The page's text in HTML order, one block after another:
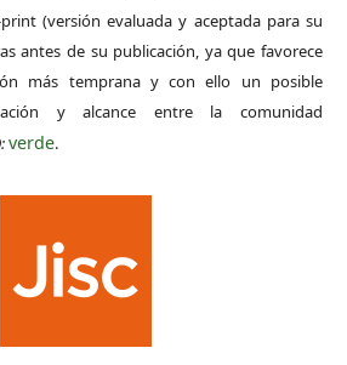
(versión evaluada y aceptada para su
antes de su publicación, ya que favorece
más temprana y con ello un posible
y alcance entre la comunidad
verde.